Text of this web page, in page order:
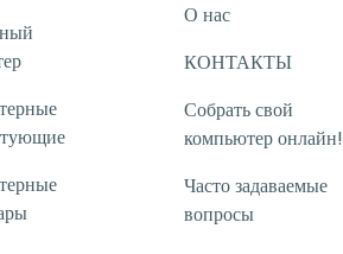
О нас
КОНТАКТЫ
Собрать свой
компьютер онлайн!
Часто задаваемые
вопросы